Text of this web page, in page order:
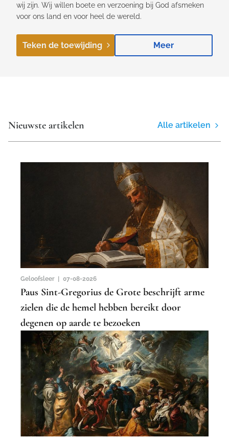
wij zijn. Wij willen boete en verzoening bij God afsmeken
voor ons land en voor heel de wereld.
Teken de toewijding Meer
Nieuwste artikelen Alle artikelen
Geloofsleer | 07-08-2026
Paus Sint-Gregorius de Grote beschrijft arme
zielen die de hemel hebben bereikt door
degenen op aarde te bezoeken